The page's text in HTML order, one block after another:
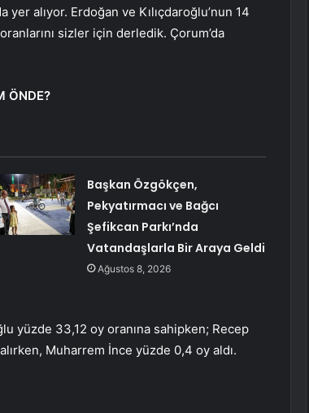
alıyor. Erdoğan ve Kılıçdaroğlu’nun 14
sizler için derledik. Çorum’da
ÖNDE?
Başkan Özgökçen,
Pekyatırmacı ve Bağcı
Şefikcan Parkı’nda
Vatandaşlarla Bir Araya Geldi
Ağustos 8, 2026
yüzde 33,12 oy oranına sahipken; Recep
Muharrem İnce yüzde 0,4 oy aldı.